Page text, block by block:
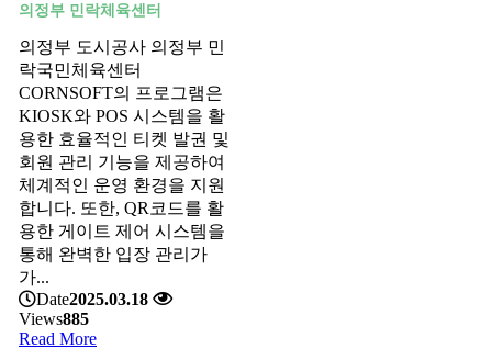
의정부 민락체육센터
의정부 도시공사 의정부 민
락국민체육센터
CORNSOFT의 프로그램은
KIOSK와 POS 시스템을 활
용한 효율적인 티켓 발권 및
회원 관리 기능을 제공하여
체계적인 운영 환경을 지원
합니다. 또한, QR코드를 활
용한 게이트 제어 시스템을
통해 완벽한 입장 관리가
가...
Date2025.03.18
Views885
Read More